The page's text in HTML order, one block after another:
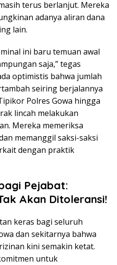
terus berlanjut. Mereka
adanya aliran dana
lain.
ini baru temuan awal
saja,” tegas
optimistis bahwa jumlah
seiring berjalannya
Polres Gowa hingga
lincah melakukan
Mereka memeriksa
memanggil saksi-saksi
dengan praktik
Pejabat:
Akan Ditoleransi!
keras bagi seluruh
dan sekitarnya bahwa
kini semakin ketat.
untuk